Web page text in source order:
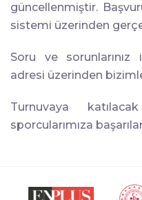
güncellenmiştir.
sistemi üzerinden
Soru ve sorunlarınız
adresi üzerinden
Turnuvaya
sporcularımıza